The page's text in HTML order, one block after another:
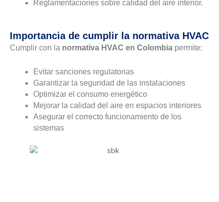
Reglamentaciones sobre calidad del aire interior.
Importancia de cumplir la normativa HVAC
Cumplir con la normativa HVAC en Colombia permite:
Evitar sanciones regulatorias
Garantizar la seguridad de las instalaciones
Optimizar el consumo energético
Mejorar la calidad del aire en espacios interiores
Asegurar el correcto funcionamiento de los
sistemas